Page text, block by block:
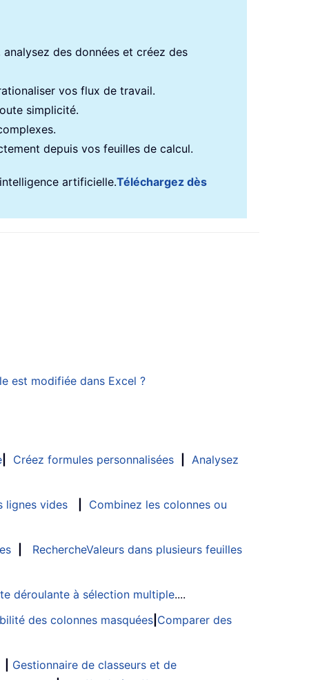
des données et créez des
vos flux de travail.
simplicité.
depuis vos feuilles de calcul.
artificielle.Téléchargez dès
est modifiée dans Excel ?
Créez formules personnalisées Analysez
lignes vides Combinez les colonnes ou
RechercheValeurs dans plusieurs feuilles
déroulante à sélection multiple....
des colonnes masquées Comparer des
Gestionnaire de classeurs et de